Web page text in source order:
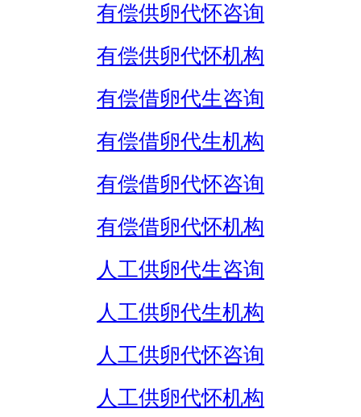
有偿供卵代怀咨询
有偿供卵代怀机构
有偿借卵代生咨询
有偿借卵代生机构
有偿借卵代怀咨询
有偿借卵代怀机构
人工供卵代生咨询
人工供卵代生机构
人工供卵代怀咨询
人工供卵代怀机构